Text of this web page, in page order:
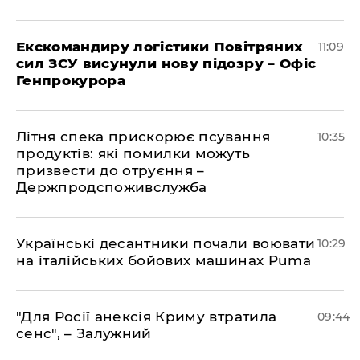
Екскомандиру логістики Повітряних
сил ЗСУ висунули нову підозру – Офіс
Генпрокурора
11:09
Літня спека прискорює псування
продуктів: які помилки можуть
призвести до отруєння –
Держпродспоживслужба
10:35
Українські десантники почали воювати
на італійських бойових машинах Puma
10:29
"Для Росії анексія Криму втратила
сенс", – Залужний
09:44